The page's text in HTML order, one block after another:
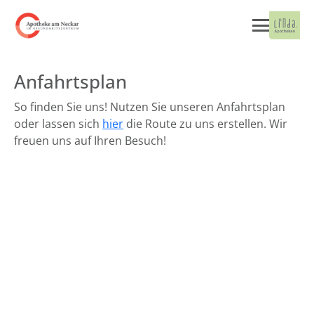
Anfahrtsplan
So finden Sie uns! Nutzen Sie unseren Anfahrtsplan
oder lassen sich hier die Route zu uns erstellen. Wir
freuen uns auf Ihren Besuch!